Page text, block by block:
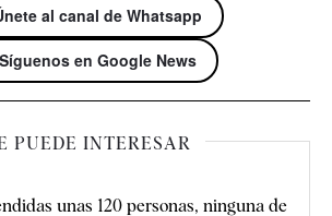
al canal de Whatsapp
Síguenos en Google News
PUEDE INTERESAR
unas 120 personas, ninguna de